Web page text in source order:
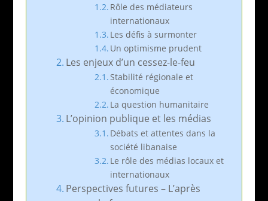
Rôle des médiateurs
internationaux
Les défis à surmonter
Un optimisme prudent
Les enjeux d’un cessez-le-feu
Stabilité régionale et
économique
La question humanitaire
L’opinion publique et les médias
Débats et attentes dans la
société libanaise
Le rôle des médias locaux et
internationaux
Perspectives futures – L’après